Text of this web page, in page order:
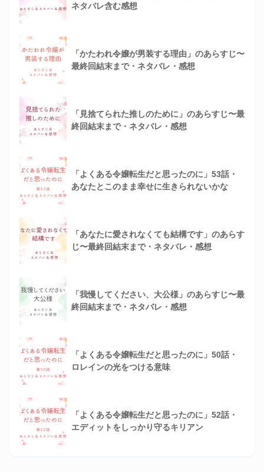
ネタバレ含む感想
「かたわれ令嬢が男装する理由」のあらすじ〜
最終回結末まで・ネタバレ・感想
「見捨てられた推しのために」のあらすじ〜最
終回結末まで・ネタバレ・感想
「よくある令嬢転生だと思ったのに」53話・
あなたとこのまま幸せに生きられないかな
「あなたに愛されなくても結構です」のあらす
じ〜最終回結末まで・ネタバレ・感想
「我慢してください、大公様」のあらすじ〜最
終回結末まで・ネタバレ・感想
「よくある令嬢転生だと思ったのに」50話・
ロレインの光をつける意味
「よくある令嬢転生だと思ったのに」52話・
エディットをしっかり守るキリアン